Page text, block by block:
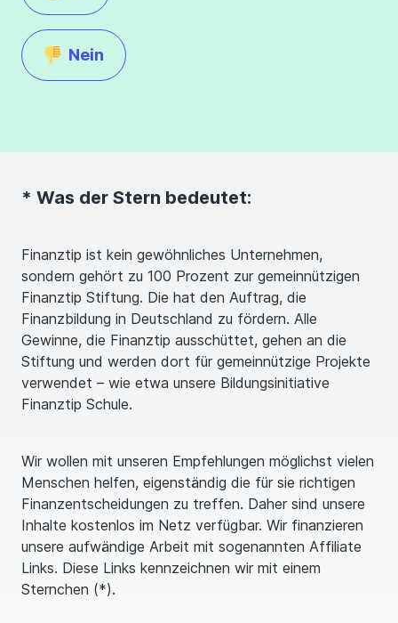
Nein
* Was der Stern bedeutet:
Finanztip ist kein gewöhnliches Unternehmen,
sondern gehört zu 100 Prozent zur gemeinnützigen
Finanztip Stiftung. Die hat den Auftrag, die
Finanzbildung in Deutschland zu fördern. Alle
Gewinne, die Finanztip ausschüttet, gehen an die
Stiftung und werden dort für gemeinnützige Projekte
verwendet – wie etwa unsere Bildungsinitiative
Finanztip Schule.
Wir wollen mit unseren Empfehlungen möglichst vielen
Menschen helfen, eigenständig die für sie richtigen
Finanzentscheidungen zu treffen. Daher sind unsere
Inhalte kostenlos im Netz verfügbar. Wir finanzieren
unsere aufwändige Arbeit mit sogenannten Affiliate
Links. Diese Links kennzeichnen wir mit einem
Sternchen (*).